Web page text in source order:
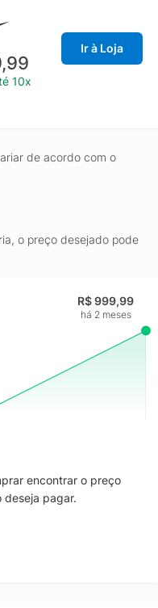
10x
Ir à Loja
de acordo com o
o preço desejado pode
R$ 999,99
há 2 meses
encontrar o preço
deseja pagar.